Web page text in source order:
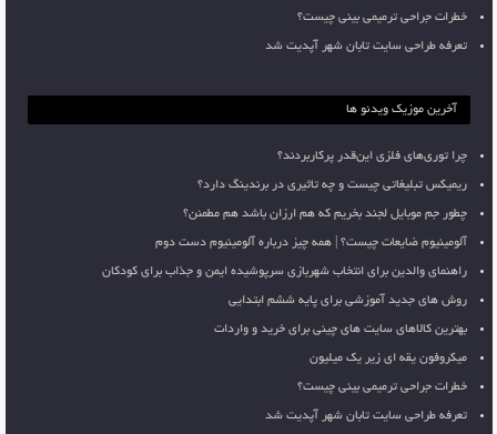
خطرات جراحی ترمیمی بینی چیست؟
تعرفه طراحی سایت تابان شهر آپدیت شد
آخرین موزیک ویدئو ها
چرا توری‌های فلزی این‌قدر پرکاربردند؟
ریمیکس تبلیغاتی چیست و چه تاثیری در برندینگ دارد؟
چطور جم موبایل لجند بخریم که هم ارزان باشد هم مطمئن؟
آلومینیوم ضایعات چیست؟ | همه چیز درباره آلومینیوم دست دوم
راهنمای والدین برای انتخاب شهربازی سرپوشیده ایمن و جذاب برای کودکان
روش های جدید آموزشی برای پایه ششم ابتدایی
بهترین کالاهای سایت های چینی برای خرید و واردات
میکروفون یقه ای زیر یک میلیون
خطرات جراحی ترمیمی بینی چیست؟
تعرفه طراحی سایت تابان شهر آپدیت شد